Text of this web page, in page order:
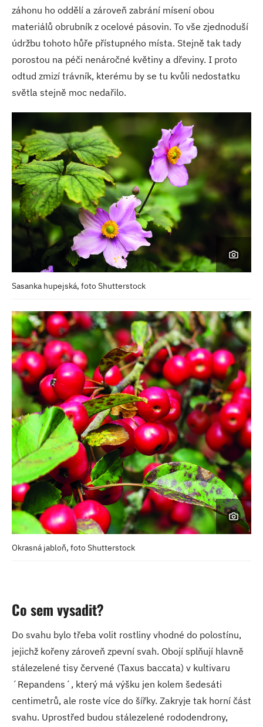
záhonu ho oddělí a zároveň zabrání mísení obou
materiálů obrubník z ocelové pásovin. To vše zjednoduší
údržbu tohoto hůře přístupného místa. Stejně tak tady
porostou na péči nenáročné květiny a dřeviny. I proto
odtud zmizí trávník, kterému by se tu kvůli nedostatku
světla stejně moc nedařilo.
Sasanka hupejská, foto Shutterstock
Okrasná jabloň, foto Shutterstock
Co sem vysadit?
Do svahu bylo třeba volit rostliny vhodné do polostínu,
jejichž kořeny zároveň zpevní svah. Obojí splňují hlavně
stálezelené tisy červené (Taxus baccata) v kultivaru
´Repandens´, který má výšku jen kolem šedesáti
centimetrů, ale roste více do šířky. Zakryje tak horní část
svahu. Uprostřed budou stálezelené rododendrony,